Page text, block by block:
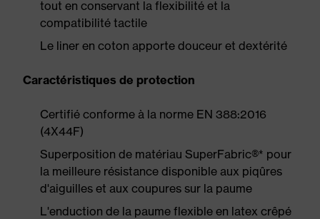
tout en conservant la flexibilité et la
compatibilité tactile
Le liner en coton apporte douceur et dextérité
Caractéristiques de protection
Certifié conforme à la norme EN 388:2016
(4X44F)
Superposition de matériau SuperFabric®* pour
la meilleure résistance disponible aux piqûres
d'aiguilles et aux coupures sur la paume
L'enduction de la paume flexible en latex crêpé